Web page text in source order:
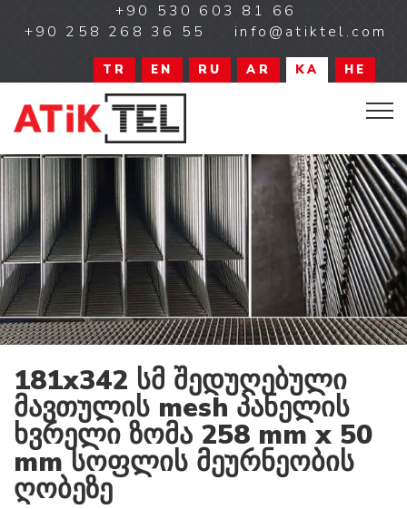
+90 530 603 81 66
+90 258 268 36 55
info@atiktel.com
TR EN RU AR KA HE
181x342 სმ შედუღებული
მავთულის mesh პანელის
ხვრელი ზომა 258 mm x 50
mm სოფლის მეურნეობის
ღობეზე